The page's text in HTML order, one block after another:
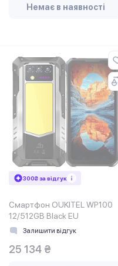
Немає в наявності
300₴ за відгук
Смартфон OUKITEL WP100
12/512GB Black EU
Залишити відгук
25 134 ₴